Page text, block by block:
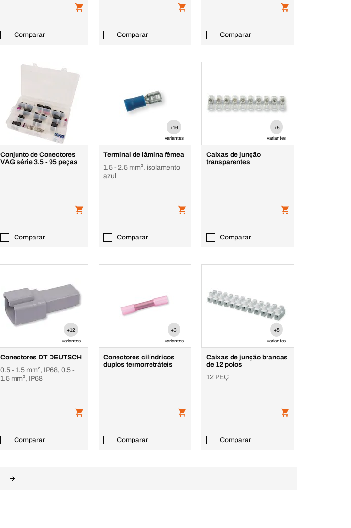
Comparar Comparar Comparar
Conjunto de Conectores
VAG série 3.5 - 95 peças
Comparar
+16
variantes
Terminal de lâmina fêmea
1.5 - 2.5 mm², isolamento
azul
Comparar
+5
variantes
Caixas de junção
transparentes
Comparar
+12
variantes
Conectores DT DEUTSCH
0.5 - 1.5 mm², IP68, 0.5 -
1.5 mm², IP68
Comparar
+3
variantes
Conectores cilíndricos
duplos termorretráteis
Comparar
+5
variantes
Caixas de junção brancas
de 12 polos
12 PEÇ
Comparar